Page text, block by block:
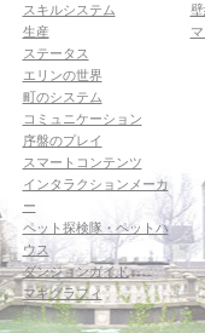
スキルシステム
生産
ステータス
エリンの世界
町のシステム
コミュニケーション
序盤のプレイ
スマートコンテンツ
インタラクションメーカ
ー
ペット探検隊・ペットハ
ウス
ダンジョンガイド
マギグラフィ